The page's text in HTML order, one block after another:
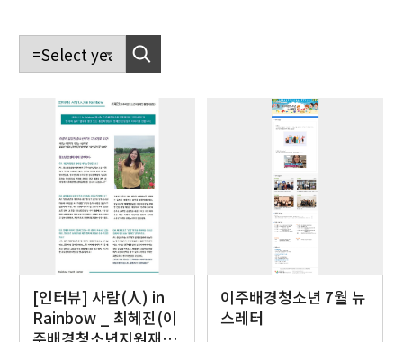
[인터뷰] 사람(人) in
Rainbow _ 최혜진(이
이주배경청소년 7월 뉴
스레터